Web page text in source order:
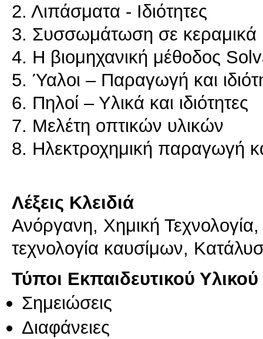
2. Λιπάσματα - Ιδιότητες
3. Συσσωμάτωση σε κεραμικά
4. Η βιομηχανική μέθοδος
5. Ύαλοι – Παραγωγή και
6. Πηλοί – Υλικά και ιδιότητες
7. Μελέτη οπτικών υλικών
8. Ηλεκτροχημική παραγωγή
Λέξεις Κλειδιά
Ανόργανη, Χημική
τεχνολογία καυσίμων,
Τύποι Εκπαιδευτικού Υλικού
Σημειώσεις
Διαφάνειες